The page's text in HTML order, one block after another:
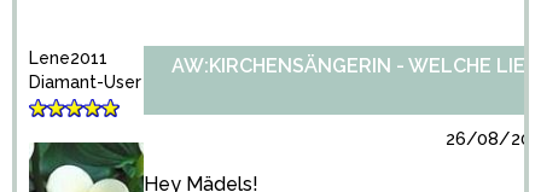
Lene2011
Diamant-User
AW:KIRCHENSÄNGERIN - WELCHE
26/08/
Hey Mädels!